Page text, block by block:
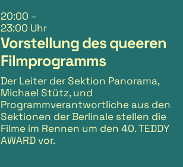
20:00 –
23:00 Uhr
Vorstellung des queeren
Filmprogramms
Der Leiter der Sektion Panorama,
Michael Stütz, und
Programmverantwortliche aus den
Sektionen der Berlinale stellen die
Filme im Rennen um den 40. TEDDY
AWARD vor.